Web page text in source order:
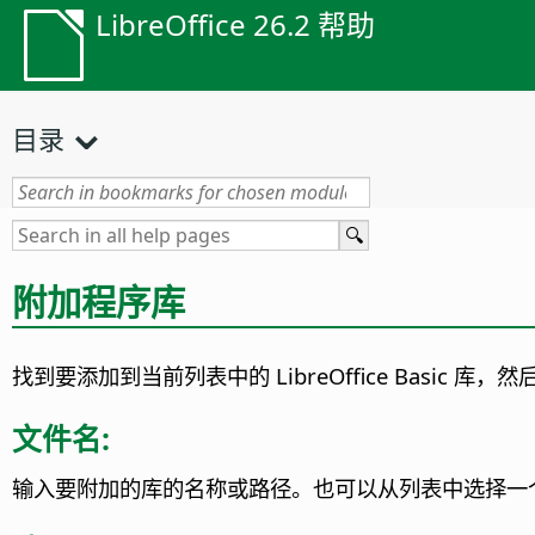
LibreOffice 26.2 帮助
目录
附加程序库
找到要添加到当前列表中的 LibreOffice Basic 库，然
文件名:
输入要附加的库的名称或路径。 也可以从列表中选择一